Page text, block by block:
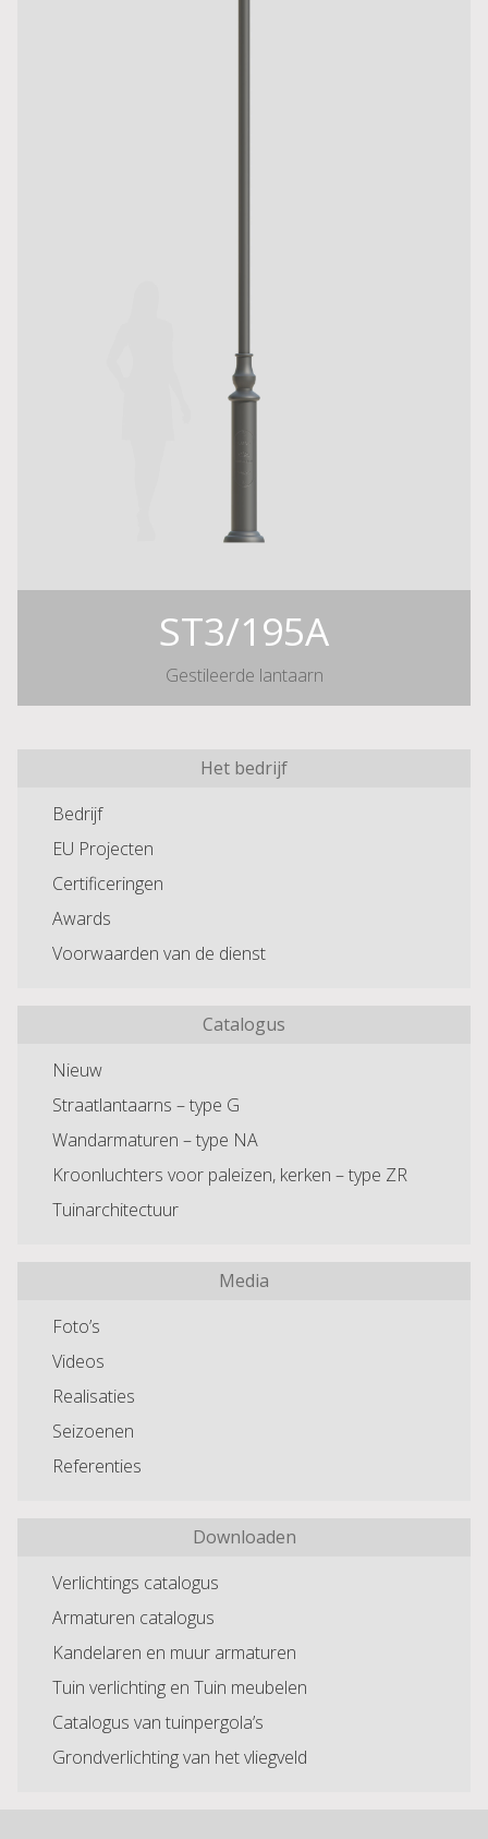
ST3/195A
Gestileerde lantaarn
Het bedrijf
Bedrijf
EU Projecten
Certificeringen
Awards
Voorwaarden van de dienst
Catalogus
Nieuw
Straatlantaarns – type G
Wandarmaturen – type NA
Kroonluchters voor paleizen, kerken – type ZR
Tuinarchitectuur
Media
Foto’s
Videos
Realisaties
Seizoenen
Referenties
Downloaden
Verlichtings catalogus
Armaturen catalogus
Kandelaren en muur armaturen
Tuin verlichting en Tuin meubelen
Catalogus van tuinpergola’s
Grondverlichting van het vliegveld